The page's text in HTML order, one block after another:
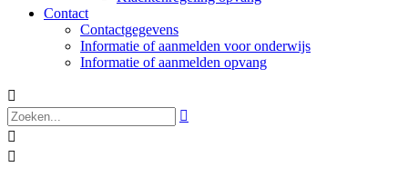
Contact
Contactgegevens
Informatie of aanmelden voor onderwijs
Informatie of aanmelden opvang



